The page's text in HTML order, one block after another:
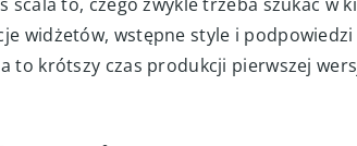
widżetów, wstępne style i podpowiedzi
to krótszy czas produkcji pierwszej